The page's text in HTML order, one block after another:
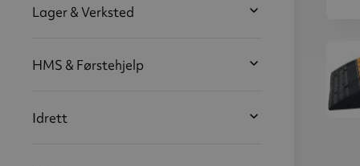
2
Lager & Verksted
HMS & Førstehjelp
Idrett